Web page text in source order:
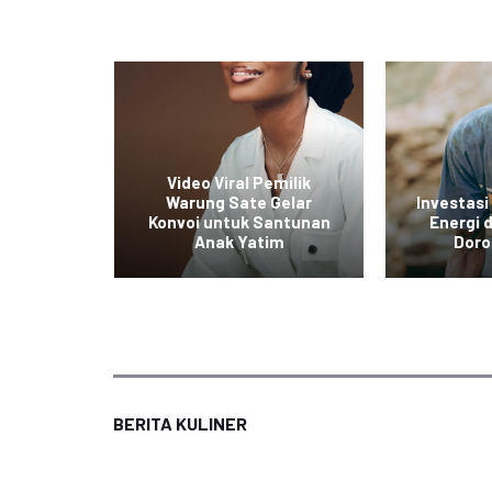
Video Viral Pemilik
Warung Sate Gelar
Konvoi untuk Santunan
Anak Yatim
Investasi
Energi
BERITA KULINER